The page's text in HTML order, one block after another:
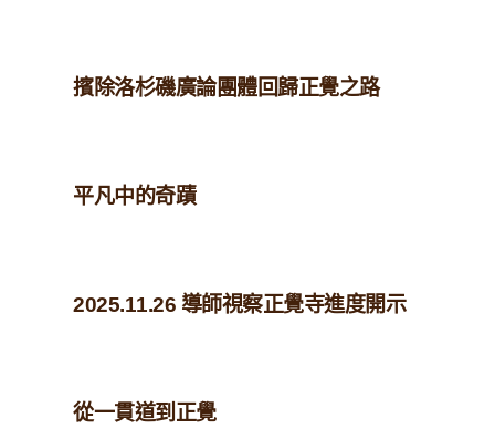
擯除洛杉磯廣論團體回歸正覺之路
平凡中的奇蹟
2025.11.26 導師視察正覺寺進度開示
從一貫道到正覺